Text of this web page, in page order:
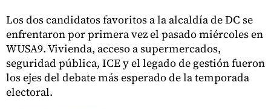
Los dos candidatos favoritos a la alcaldía de DC se
enfrentaron por primera vez el pasado miércoles en
WUSA9. Vivienda, acceso a supermercados,
seguridad pública, ICE y el legado de gestión fueron
los ejes del debate más esperado de la temporada
electoral.